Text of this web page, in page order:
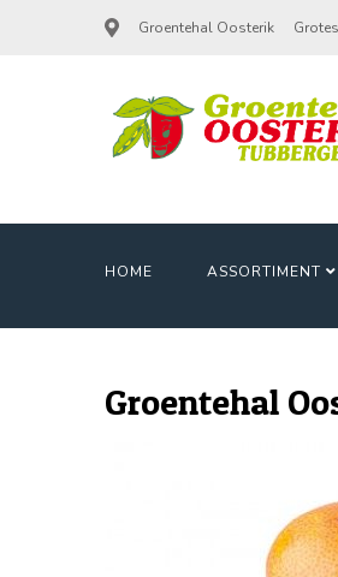
Groentehal Oosterik
HOME ASSORTIMENT
Groentehal